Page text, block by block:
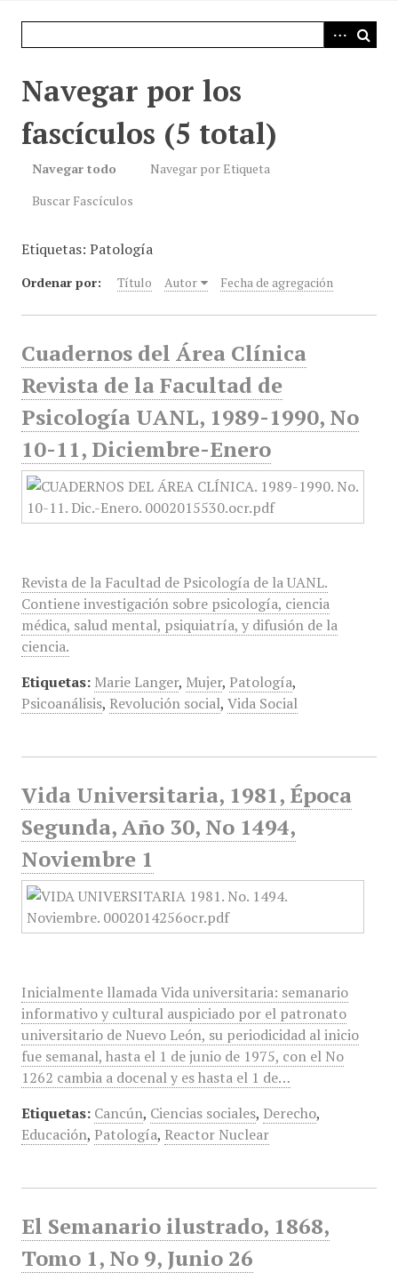
Navegar por los
fascículos (5 total)
Navegar todo
Navegar por Etiqueta
Buscar Fascículos
Etiquetas: Patología
Ordenar por: Título Autor Fecha de agregación
Cuadernos del Área Clínica
Revista de la Facultad de
Psicología UANL, 1989-1990, No
10-11, Diciembre-Enero
Revista de la Facultad de Psicología de la UANL.
Contiene investigación sobre psicología, ciencia
médica, salud mental, psiquiatría, y difusión de la
ciencia.
Etiquetas: Marie Langer, Mujer, Patología,
Psicoanálisis, Revolución social, Vida Social
Vida Universitaria, 1981, Época
Segunda, Año 30, No 1494,
Noviembre 1
Inicialmente llamada Vida universitaria: semanario
informativo y cultural auspiciado por el patronato
universitario de Nuevo León, su periodicidad al inicio
fue semanal, hasta el 1 de junio de 1975, con el No
1262 cambia a docenal y es hasta el 1 de…
Etiquetas: Cancún, Ciencias sociales, Derecho,
Educación, Patología, Reactor Nuclear
El Semanario ilustrado, 1868,
Tomo 1, No 9, Junio 26